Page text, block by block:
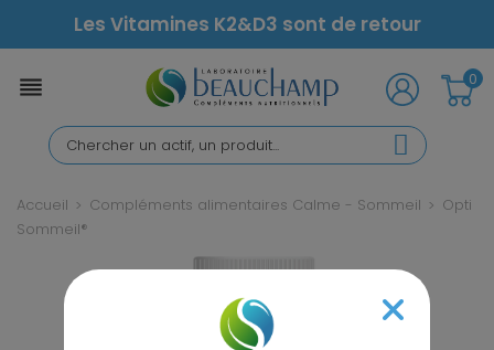
Les Vitamines K2&D3 sont de retour
0

Accueil Compléments alimentaires Calme - Sommeil
Opti
Sommeil®